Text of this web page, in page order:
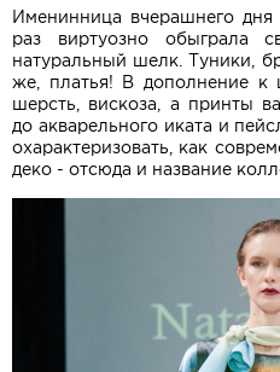
Именинница вчерашнего дня
раз виртуозно обыграла
натуральный шелк. Туники,
же, платья! В дополнение к
шерсть, вискоза, а принты
до акварельного иката и
охарактеризовать, как
деко - отсюда и название